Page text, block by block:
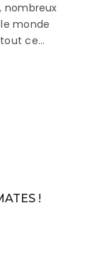
nombreux
monde
ce…
!